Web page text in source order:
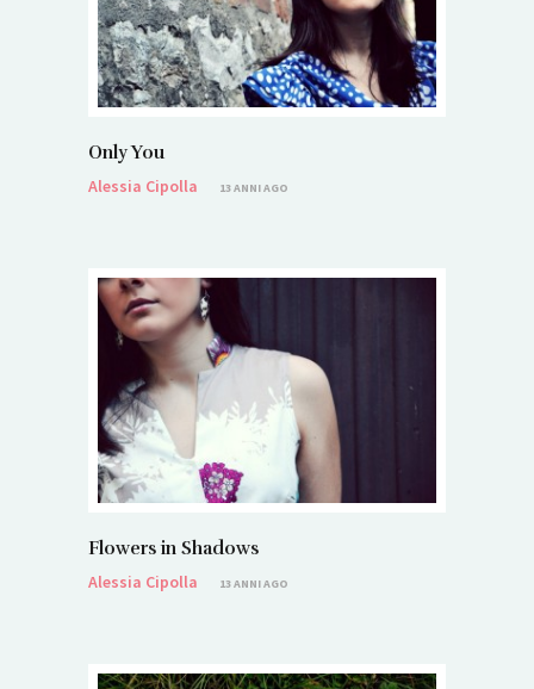
Only You
Alessia Cipolla
13 ANNI AGO
Flowers in Shadows
Alessia Cipolla
13 ANNI AGO